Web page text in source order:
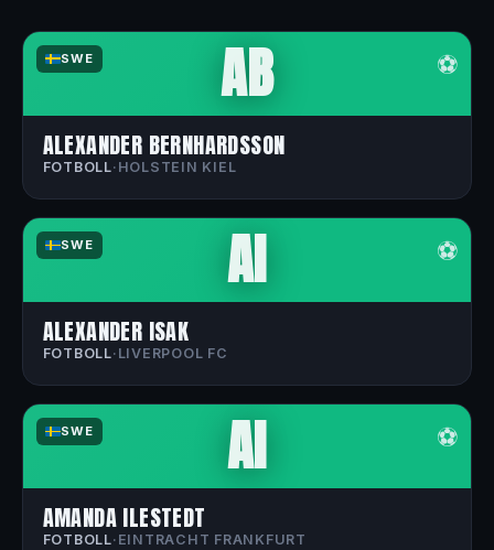
SWE ⚽
AB
ALEXANDER BERNHARDSSON
FOTBOLL· HOLSTEIN KIEL
SWE ⚽
AI
ALEXANDER ISAK
FOTBOLL· LIVERPOOL FC
SWE ⚽
AI
AMANDA ILESTEDT
FOTBOLL· EINTRACHT FRANKFURT